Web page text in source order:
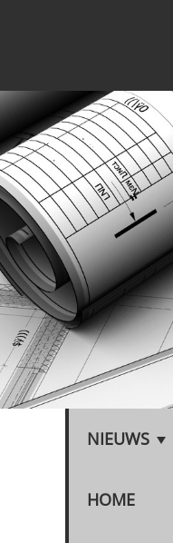
NIEUWS
HOME